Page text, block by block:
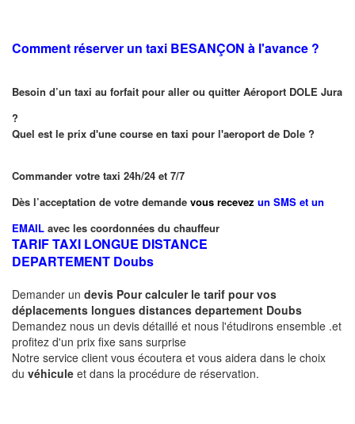
Comment réserver un taxi BESANÇON à l'avance ?
Besoin d’un taxi au forfait pour aller ou quitter Aéroport DOLE Jura
?
Quel est le prix d'une course en taxi pour l'aeroport de Dole ?
Commander votre taxi 24h/24 et 7/7
Dès l’acceptation de votre demande vous recevez un SMS et un
EMAIL avec les coordonnées du chauffeur
TARIF TAXI LONGUE DISTANCE
DEPARTEMENT Doubs
Demander un devis Pour calculer le tarif pour vos
déplacements longues distances departement Doubs
Demandez nous un devis détaillé et nous l'étudirons ensemble .et
profitez d'un prix fixe sans surprise
Notre service client vous écoutera et vous aidera dans le choix
du véhicule et dans la procédure de réservation.